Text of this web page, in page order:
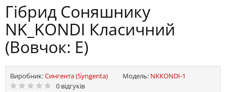
Гібрид Соняшнику
NK_KONDI Класичний
(Вовчок: E)
Виробник:Сингента (Syngenta) Модель: NKKONDI-1
0 відгуків